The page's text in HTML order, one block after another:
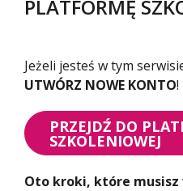
PLATFORMĘ
Jeżeli jesteś w tym
UTWÓRZ NOWE KONTO!
PRZEJDŹ DO
SZKOLENIOWEJ
Oto kroki, które musisz